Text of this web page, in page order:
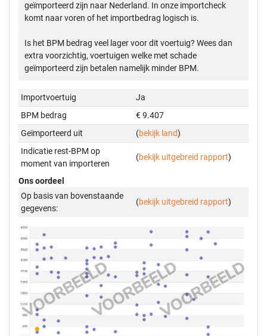
geïmporteerd zijn naar Nederland. In onze importcheck
komt naar voren of het importbedrag logisch is.
Is het BPM bedrag veel lager voor dit voertuig? Wees dan
extra voorzichtig, voertuigen welke met schade
geïmporteerd zijn betalen namelijk minder BPM.
Importvoertuig
Ja
BPM bedrag
€ 9.407
Geïmporteerd uit
(bekijk land)
Indicatie rest-BPM op
moment van importeren
(bekijk uitgebreid rapport)
Ons oordeel
Op basis van bovenstaande
gegevens:
(bekijk uitgebreid rapport)